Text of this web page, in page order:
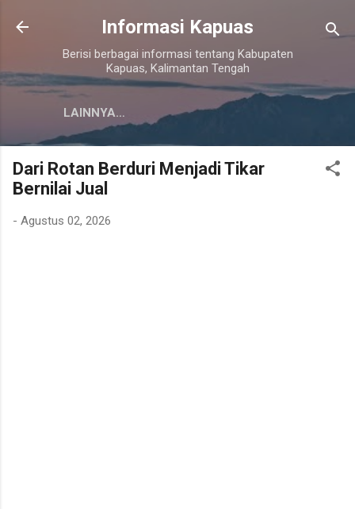
Langsung ke konten utama
Informasi Kapuas
Berisi berbagai informasi tentang Kabupaten
Kapuas, Kalimantan Tengah
LAINNYA…
Dari Rotan Berduri Menjadi Tikar
Bernilai Jual
- Agustus 02, 2026